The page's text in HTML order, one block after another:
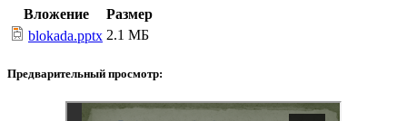
Вложение
Размер
blokada.pptx 2.1 МБ
Предварительный просмотр: